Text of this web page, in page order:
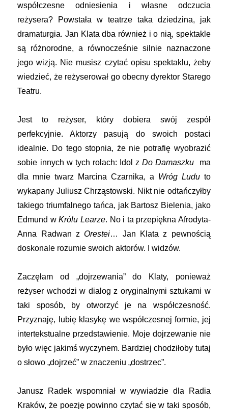
współczesne odniesienia i własne odczucia
reżysera? Powstała w teatrze taka dziedzina, jak
dramaturgia. Jan Klata dba również i o nią, spektakle
są różnorodne, a równocześnie silnie naznaczone
jego wizją. Nie musisz czytać opisu spektaklu, żeby
wiedzieć, że reżyserował go obecny dyrektor Starego
Teatru.
Jest to reżyser, który dobiera swój zespół
perfekcyjnie. Aktorzy pasują do swoich postaci
idealnie. Do tego stopnia, że nie potrafię wyobrazić
sobie innych w tych rolach: Idol zDo Damaszku ma
dla mnie twarz Marcina Czarnika, a Wróg Luduto
wykapany Juliusz Chrząstowski. Nikt nie odtańczyłby
takiego triumfalnego tańca, jak Bartosz Bielenia, jako
Edmund wKrólu Learze. No i ta przepiękna Afrodyta-
Anna Radwan zOrestei… Jan Klata z pewnością
doskonale rozumie swoich aktorów. I widzów.
Zaczęłam od „dojrzewania” do Klaty, ponieważ
reżyser wchodzi w dialog z oryginalnymi sztukami w
taki sposób, by otworzyć je na współczesność.
Przyznaję, lubię klasykę we współczesnej formie, jej
intertekstualne przedstawienie. Moje dojrzewanie nie
było więc jakimś wyczynem. Bardziej chodziłoby tutaj
o słowo „dojrzeć” w znaczeniu „dostrzec”.
Janusz Radek wspomniał w wywiadzie dla Radia
Kraków, że poezję powinno czytać się w taki sposób,